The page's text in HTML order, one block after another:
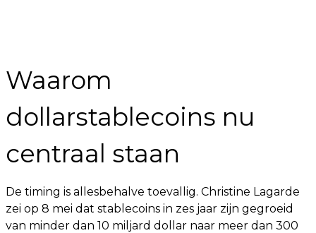
Waarom
dollarstablecoins nu
centraal staan
De timing is allesbehalve toevallig. Christine Lagarde
zei op 8 mei dat stablecoins in zes jaar zijn gegroeid
van minder dan 10 miljard dollar naar meer dan 300